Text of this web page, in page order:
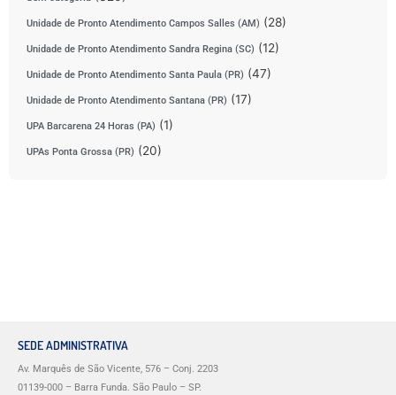
Unidade de Pronto Atendimento Campos Salles (AM) (28)
Unidade de Pronto Atendimento Sandra Regina (SC) (12)
Unidade de Pronto Atendimento Santa Paula (PR) (47)
Unidade de Pronto Atendimento Santana (PR) (17)
UPA Barcarena 24 Horas (PA) (1)
UPAs Ponta Grossa (PR) (20)
SEDE ADMINISTRATIVA
Av. Marquês de São Vicente, 576 – Conj. 2203
01139-000 – Barra Funda. São Paulo – SP.